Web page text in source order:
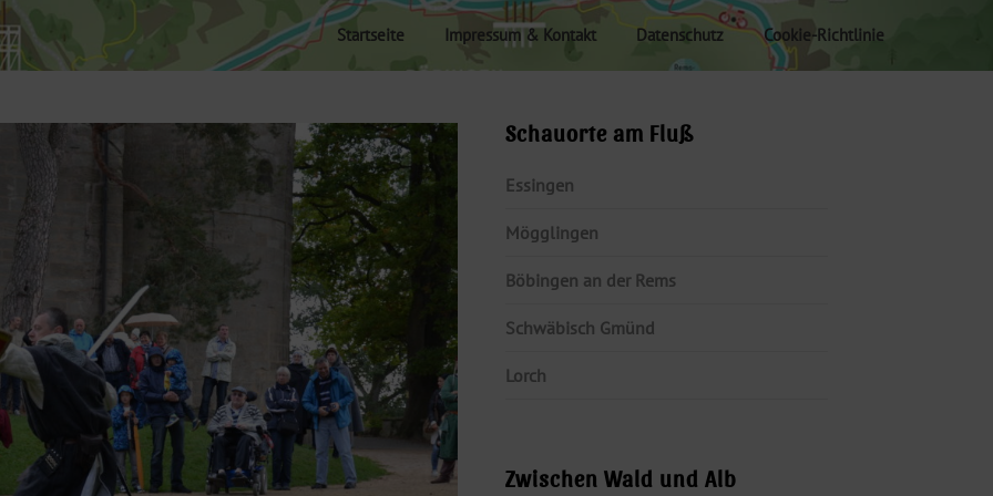
Startseite Impressum & Kontakt Datenschutz Cookie-Richtlinie
Schauorte am Fluß
Essingen
Mögglingen
Böbingen an der Rems
Schwäbisch Gmünd
Lorch
Zwischen Wald und Alb